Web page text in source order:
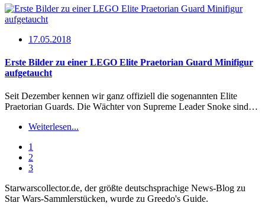
17.05.2018
Erste Bilder zu einer LEGO Elite Praetorian Guard Minifigur
aufgetaucht
Seit Dezember kennen wir ganz offiziell die sogenannten Elite
Praetorian Guards. Die Wächter von Supreme Leader Snoke sind…
Weiterlesen...
1
2
3
Starwarscollector.de, der größte deutschsprachige News-Blog zu
Star Wars-Sammlerstücken, wurde zu Greedo's Guide.